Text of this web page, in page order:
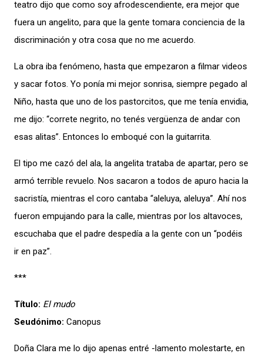
teatro dijo que como soy afrodescendiente, era mejor que
fuera un angelito, para que la gente tomara conciencia de la
discriminación y otra cosa que no me acuerdo.
La obra iba fenómeno, hasta que empezaron a filmar videos
y sacar fotos. Yo ponía mi mejor sonrisa, siempre pegado al
Niño, hasta que uno de los pastorcitos, que me tenía envidia,
me dijo: “correte negrito, no tenés vergüenza de andar con
esas alitas”. Entonces lo emboqué con la guitarrita.
El tipo me cazó del ala, la angelita trataba de apartar, pero se
armó terrible revuelo. Nos sacaron a todos de apuro hacia la
sacristía, mientras el coro cantaba “aleluya, aleluya”. Ahí nos
fueron empujando para la calle, mientras por los altavoces,
escuchaba que el padre despedía a la gente con un “podéis
ir en paz”.
***
Título: El mudo
Seudónimo: Canopus
Doña Clara me lo dijo apenas entré -lamento molestarte, en